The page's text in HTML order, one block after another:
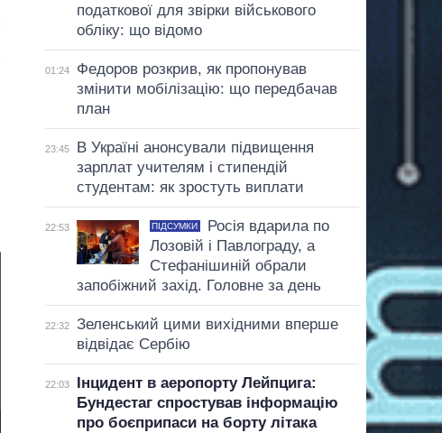
податкової для звірки військового
обліку: що відомо
01:24
Федоров розкрив, як пропонував
змінити мобілізацію: що передбачав
план
23:45
В Україні анонсували підвищення
зарплат учителям і стипендій
студентам: як зростуть виплати
22:53 ПІДСУМКИ
Росія вдарила по
Лозовій і Павлограду, а
Стефанішиній обрали
запобіжний захід. Головне за день
22:32
Зеленський цими вихідними вперше
відвідає Сербію
22:03
Інцидент в аеропорту Лейпцига:
Бундестаг спростував інформацію
про боєприпаси на борту літака